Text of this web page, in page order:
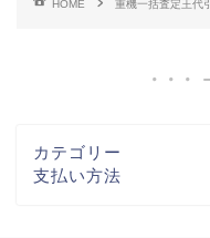
HOME 重機一括査定王代引
カテゴリー
支払い方法